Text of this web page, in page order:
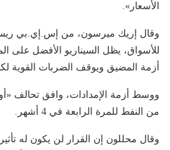
الأسعار».
وقال إريك ميرسون، من إس.إي.بي
للأسواق، يظل السيناريو الأفضل على
أزمة المضيق ويوقف الضربات القوية
ووسط أزمة الإمدادات، وافق تحالف
من النفط للمرة الرابعة في 4 أشهر.
وقال محللون إن القرار لن يكون له